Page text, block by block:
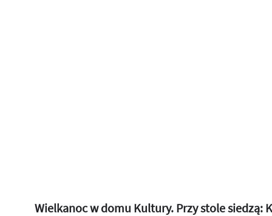
Wielkanoc w domu Kultury. Przy stole siedzą: